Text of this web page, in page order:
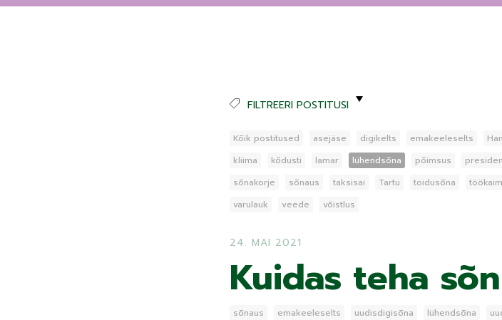
FILTREERI POSTITUSI
Kõik postitused asejäse digikelts emakeeleselts
kliima
kõdusti lamar lühendsõna põimsus
sõnakorje
sõnaus taksisai Tartu toidusõna töökaim
varulauk
veede võistlus
24. MAI 2021
Kuidas teha
sõnaus emakeeleselts uudisdigisõna lühendsõna